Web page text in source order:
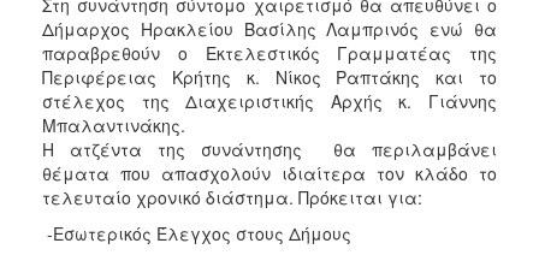
2006
ΤΟΠΟΣ
ΠΟΛΙΤΙΣΜΟΣ
Δήμαρχος Ηρακλείου Βασίλης Λαμπρινός ενώ θα
παραβρεθούν ο Εκτελεστικός Γραμματέας της
Περιφέρειας Κρήτης κ. Νίκος Ραπτάκης και το
στέλεχος της Διαχειριστικής Αρχής κ. Γιάννης
Μπαλαντινάκης.
Η ατζέντα της συνάντησης θα περιλαμβάνει
θέματα που απασχολούν ιδιαίτερα τον κλάδο το
τελευταίο χρονικό διάστημα. Πρόκειται για:
-Εσωτερικός Έλεγχος στους Δήμους